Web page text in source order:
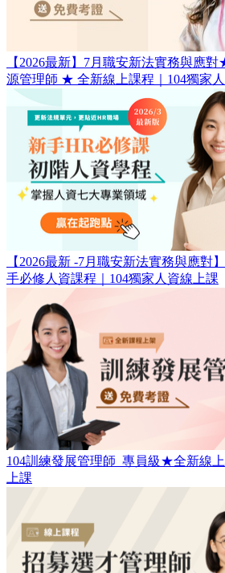
【2026最新】7月職安新法實務與應
源管理師​ ★ 全新線上課程｜104獨家
【2026最新 -7月職安新法實務與應對
手必修人資課程｜104獨家人資線上課
104訓練發展管理師_專員級​★全新線
上課